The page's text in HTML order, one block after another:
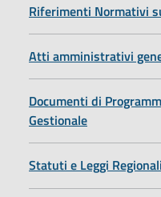
Riferimenti Normativi
Atti amministrativi
Documenti di
Gestionale
Statuti e Leggi Regionali